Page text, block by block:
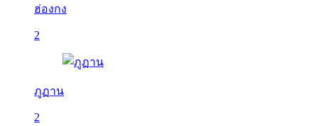
ฮ่องกง
2
ภูฏาน
2